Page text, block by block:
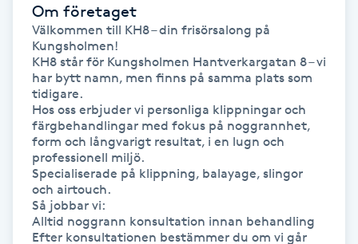
Hyperhidros
Hypnos
Hårborttagning
Hårbottenbehandling
Hårförlängning
Hårvård
Om företaget
Välkommen till KH8 – din frisörsalong på
Kungsholmen!
KH8 står för Kungsholmen Hantverkargatan 8 – vi
har bytt namn, men finns på samma plats som
tidigare.
Hos oss erbjuder vi personliga klippningar och
färgbehandlingar med fokus på noggrannhet,
form och långvarigt resultat, i en lugn och
professionell miljö.
Specialiserade på klippning, balayage, slingor
och airtouch.
Så jobbar vi:
Alltid noggrann konsultation innan behandling
Efter konsultationen bestämmer du om vi går